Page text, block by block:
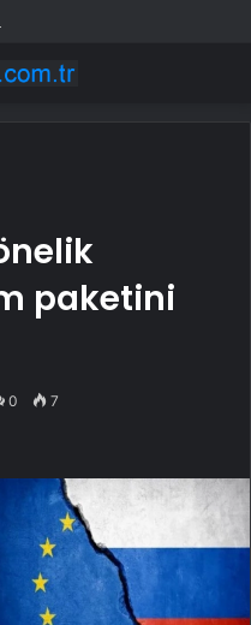
paketini
0 7